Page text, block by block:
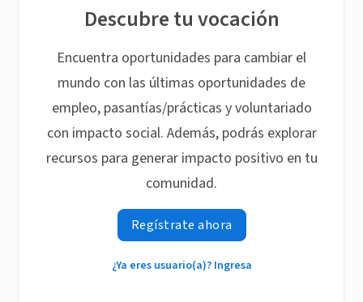
Descubre tu vocación
Encuentra oportunidades para cambiar el
mundo con las últimas oportunidades de
empleo, pasantías/prácticas y voluntariado
con impacto social. Además, podrás explorar
recursos para generar impacto positivo en tu
comunidad.
Regístrate ahora
¿Ya eres usuario(a)? Ingresa